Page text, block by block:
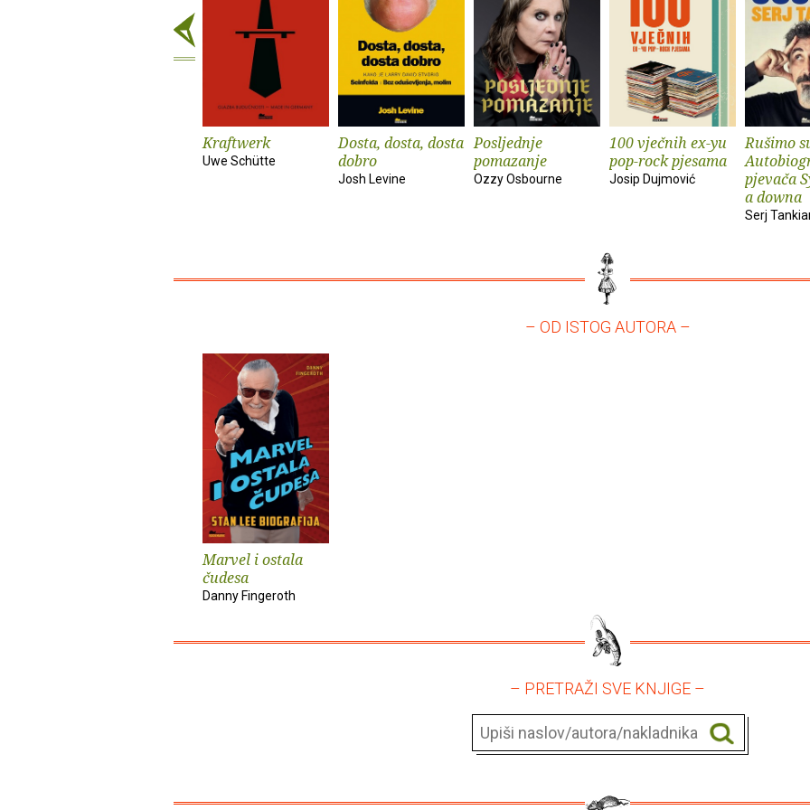
Kraftwerk
Uwe Schütte
Dosta, dosta, dosta
dobro
Josh Levine
Posljednje
pomazanje
Ozzy Osbourne
100 vječnih ex-yu
pop-rock pjesama
Josip Dujmović
Rušimo
pjevača
a downa
Serj
– OD ISTOG AUTORA –
Marvel i ostala
čudesa
Danny Fingeroth
– PRETRAŽI SVE KNJIGE –